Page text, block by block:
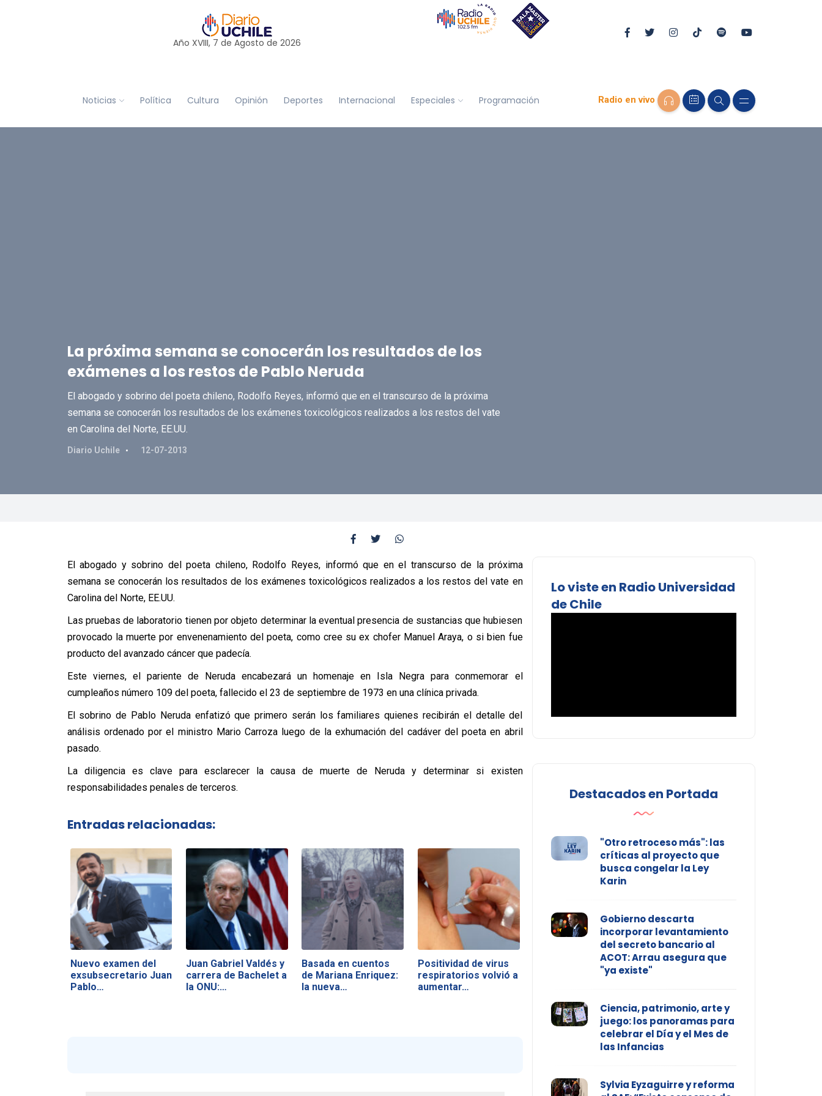
Año XVIII, 7 de Agosto de 2026
Noticias Política Cultura Opinión Deportes Internacional Especiales Programación Radio en vivo
La próxima semana se conocerán los resultados de los
exámenes a los restos de Pablo Neruda
El abogado y sobrino del poeta chileno, Rodolfo Reyes, informó que en el transcurso de la próxima
semana se conocerán los resultados de los exámenes toxicológicos realizados a los restos del vate
en Carolina del Norte, EE.UU.
Diario Uchile 12-07-2013
El abogado y sobrino del poeta chileno, Rodolfo Reyes, informó que en el transcurso de la próxima
semana se conocerán los resultados de los exámenes toxicológicos realizados a los restos del vate en
Carolina del Norte, EE.UU.
Las pruebas de laboratorio tienen por objeto determinar la eventual presencia de sustancias que hubiesen
provocado la muerte por envenenamiento del poeta, como cree su ex chofer Manuel Araya, o si bien fue
producto del avanzado cáncer que padecía.
Este viernes, el pariente de Neruda encabezará un homenaje en Isla Negra para conmemorar el
cumpleaños número 109 del poeta, fallecido el 23 de septiembre de 1973 en una clínica privada.
El sobrino de Pablo Neruda enfatizó que primero serán los familiares quienes recibirán el detalle del
análisis ordenado por el ministro Mario Carroza luego de la exhumación del cadáver del poeta en abril
pasado.
La diligencia es clave para esclarecer la causa de muerte de Neruda y determinar si existen
responsabilidades penales de terceros.
Entradas relacionadas:
Nuevo examen del
exsubsecretario Juan
Pablo…
Juan Gabriel Valdés y
carrera de Bachelet a
la ONU:…
Basada en cuentos
de Mariana Enriquez:
la nueva…
Positividad de virus
respiratorios volvió a
aumentar…
Lo viste en Radio Universidad
de Chile
Destacados en Portada
"Otro retroceso más": las
críticas al proyecto que
busca congelar la Ley
Karin
Gobierno descarta
incorporar levantamiento
del secreto bancario al
ACOT: Arrau asegura que
"ya existe"
Ciencia, patrimonio, arte y
juego: los panoramas para
celebrar el Día y el Mes de
las Infancias
Sylvia Eyzaguirre y reforma